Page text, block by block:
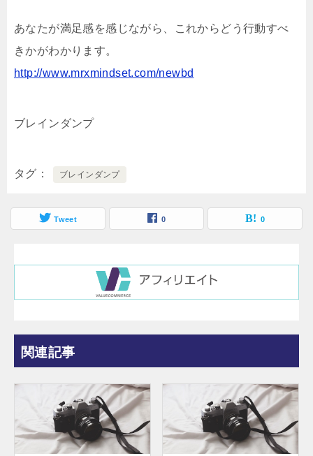
あなたが満足感を感じながら、これからどう行動すべ
きかがわかります。
http://www.mrxmindset.com/newbd
ブレインダンプ
タグ ブレインダンプ
Tweet 0 0
関連記事